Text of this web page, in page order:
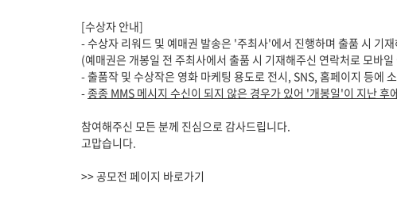
[수상자 안내]
- 수상자 리워드 및 예매권 발송은 '주최사'에서 진행하며 출품 시 기
(예매권은 개봉일 전 주최사에서 출품 시 기재해주신 연락처로 모바
- 출품작 및 수상작은 영화 마케팅 용도로 전시, SNS, 홈페이지 등에
-종종 MMS 메시지 수신이 되지 않은 경우가 있어 '개봉일'이 지난
참여해주신 모든 분께 진심으로 감사드립니다.
고맙습니다.
>> 공모전 페이지 바로가기